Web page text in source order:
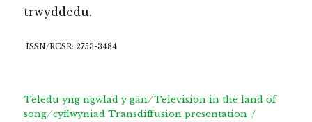
trwyddedu.
ISSN/RCSR: 2753-3484
Teledu yng ngwlad y gân ⁄ Television in the land of
song ⁄ cyflwyniad Transdiffusion presentation